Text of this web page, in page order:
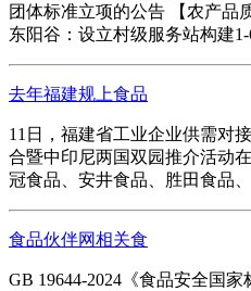
团体标准立项的公告 【农产品
东阳谷：设立村级服务站构建1-
去年福建规上食品
11日，福建省工业企业供需对
合暨中印尼两国双园推介活动
冠食品、安井食品、胜田食品
食品伙伴网相关食
GB 19644-2024《食品安全国